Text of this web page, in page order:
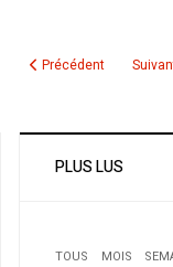
Article précédent :
Précédent
PLUS LUS
TOUS MOIS